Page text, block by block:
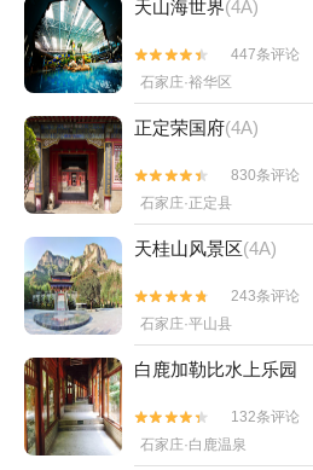
天山海世界(4A)


447条评论
石家庄·裕华区
正定荣国府(4A)


830条评论
石家庄·正定县
天桂山风景区(4A)


243条评论
石家庄·平山县
白鹿加勒比水上乐园


132条评论
石家庄·白鹿温泉